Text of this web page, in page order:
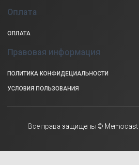
Оплата
ОПЛАТА
Правовая информация
ПОЛИТИКА КОНФИДЕЦИАЛЬНОСТИ
УСЛОВИЯ ПОЛЬЗОВАНИЯ
Все права защищены © Memocast